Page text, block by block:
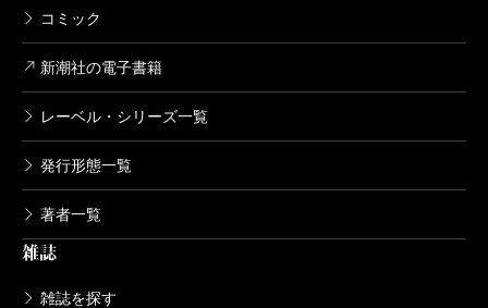
コミック
新潮社の電子書籍
レーベル・シリーズ一覧
発行形態一覧
著者一覧
雑誌
雑誌を探す